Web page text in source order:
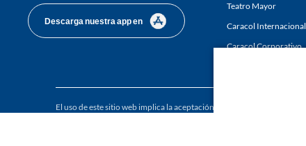
Descarga nuestra app en
Teatro Mayor
Caracol Internacional
Caracol Corporativo
El uso de este sitio web implica la aceptación de los